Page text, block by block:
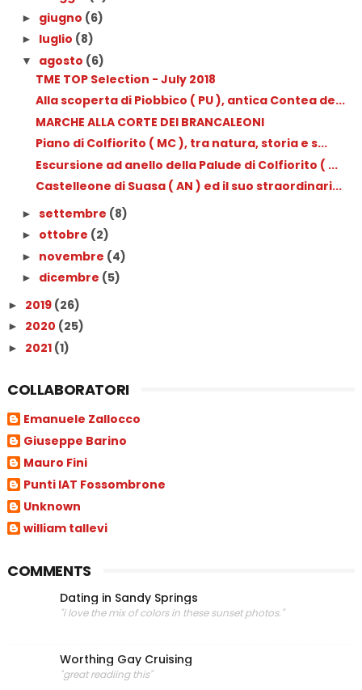
► giugno (6)
► luglio (8)
▼ agosto (6)
TME TOP Selection - July 2018
Alla scoperta di Piobbico ( PU ), antica Contea de...
MARCHE ALLA CORTE DEI BRANCALEONI
Piano di Colfiorito ( MC ), tra natura, storia e s...
Escursione ad anello della Palude di Colfiorito ( ...
Castelleone di Suasa ( AN ) ed il suo straordinari...
► settembre (8)
► ottobre (2)
► novembre (4)
► dicembre (5)
► 2019 (26)
► 2020 (25)
► 2021 (1)
COLLABORATORI
Emanuele Zallocco
Giuseppe Barino
Mauro Fini
Punti IAT Fossombrone
Unknown
william tallevi
COMMENTS
Dating in Sandy Springs
"i love the mix of colors in these sunset photos."
Worthing Gay Cruising
"great readiing this"